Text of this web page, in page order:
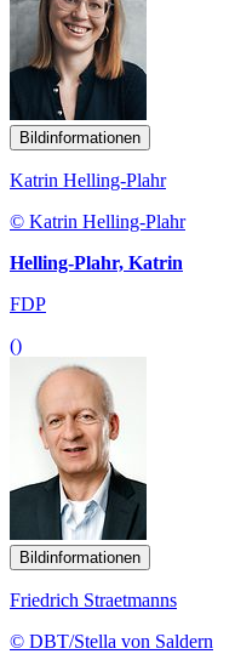
Bildinformationen
Katrin Helling-Plahr
© Katrin Helling-Plahr
Helling-Plahr, Katrin
FDP
()
Bildinformationen
Friedrich Straetmanns
© DBT/Stella von Saldern